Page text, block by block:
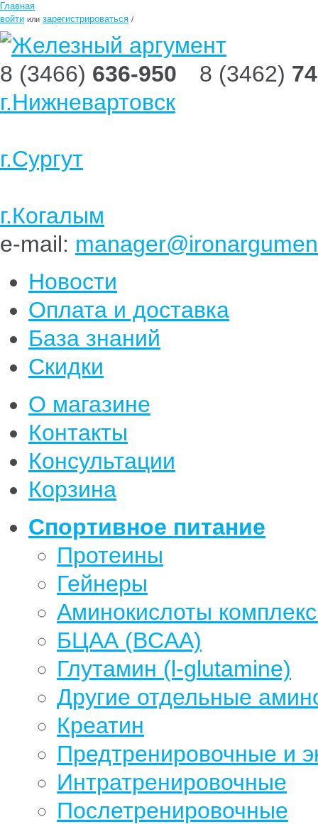
Главная
войти или зарегистрироваться /
8 (3466) 636-950 8 (3462)
г.Нижневартовск
г.Сургут
г.Когалым
e-mail:
Новости
Оплата и доставка
База знаний
Скидки
О магазине
Контакты
Консультации
Корзина
Спортивное питание
Протеины
Гейнеры
Аминокислоты
БЦАА (BCAA)
Глутамин (l-glutamine)
Другие отдельные
Креатин
Предтренировочные и
Интратренировочные
Послетренировочные